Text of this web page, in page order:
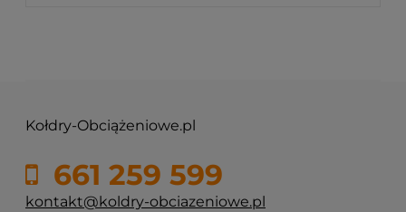
Kołdry-Obciążeniowe.pl
661 259 599
kontakt@koldry-obciazeniowe.pl